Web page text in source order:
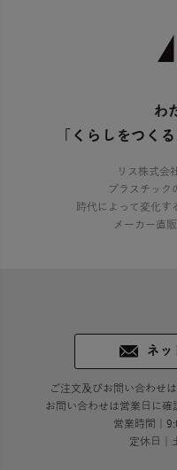
わ
「くらしをつく
リス株式会
プラスチック
時代によって変化す
メーカー直
ネッ
ご注文及びお問い合わせ
お問い合わせは営業日に確
営業時間｜
定休日｜